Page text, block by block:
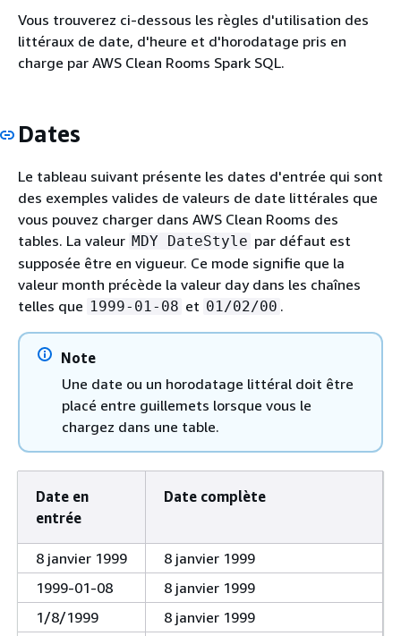
Vous trouverez ci-dessous les règles d'utilisation des
littéraux de date, d'heure et d'horodatage pris en
charge par AWS Clean Rooms Spark SQL.
Dates
Le tableau suivant présente les dates d'entrée qui sont
des exemples valides de valeurs de date littérales que
vous pouvez charger dans AWS Clean Rooms des
tables. La valeur MDY DateStyle par défaut est
supposée être en vigueur. Ce mode signifie que la
valeur month précède la valeur day dans les chaînes
telles que 1999-01-08 et 01/02/00 .
Note
Une date ou un horodatage littéral doit être
placé entre guillemets lorsque vous le
chargez dans une table.
Date en
entrée
Date complète
8 janvier 1999
8 janvier 1999
1999-01-08
8 janvier 1999
1/8/1999
8 janvier 1999